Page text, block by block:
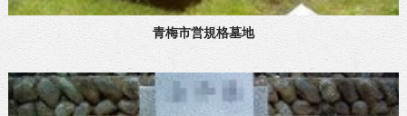
青梅市営規格墓地